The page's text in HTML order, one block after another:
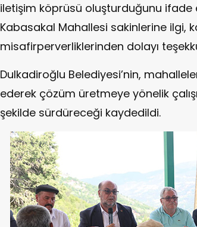
iletişim köprüsü oluşturduğunu ifade
Kabasakal Mahallesi sakinlerine ilgi,
misafirperverliklerinden dolayı
Dulkadiroğlu Belediyesi’nin,
ederek çözüm üretmeye yönelik
şekilde sürdüreceği kaydedildi.